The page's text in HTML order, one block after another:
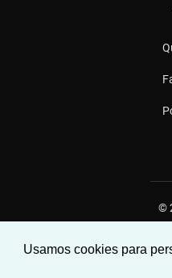
Usamos cookies para
©